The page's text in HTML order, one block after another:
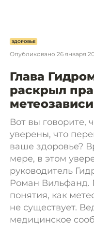
ЗДОРОВЬЕ
Опубликовано 26 января
Глава
раскрыл
Вот вы говорите,
уверены, что
ваше здоровье?
мере, в этом
руководитель
Роман Вильфанд.
понятия, как
не существует.
медицинское